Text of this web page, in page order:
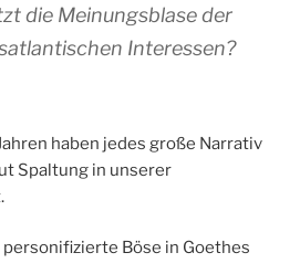
die Meinungsblase der
Interessen?
haben jedes große Narrativ
Spaltung in unserer
Böse in Goethes